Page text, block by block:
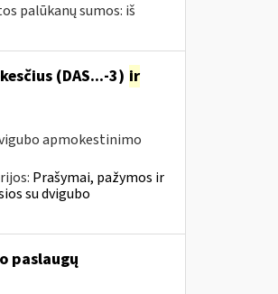
palūkanų sumos: iš
(DAS...-3) ir
apmokestinimo
Prašymai, pažymos ir
su dvigubo
paslaugų